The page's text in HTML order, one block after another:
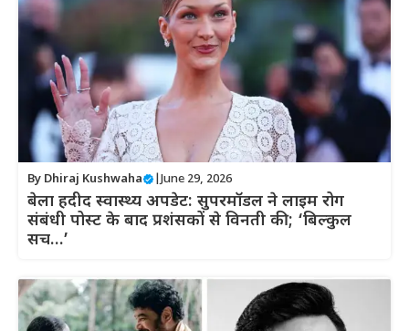
By Dhiraj Kushwaha June 29, 2026
बेला हदीद स्वास्थ्य अपडेट: सुपरमॉडल ने लाइम रोग
संबंधी पोस्ट के बाद प्रशंसकों से विनती की; ‘बिल्कुल
सच…’